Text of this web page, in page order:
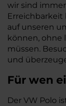
wir sind
Erreichbarkeit
auf unseren
können, ohne
müssen.
und
Für wen
Der VW Polo